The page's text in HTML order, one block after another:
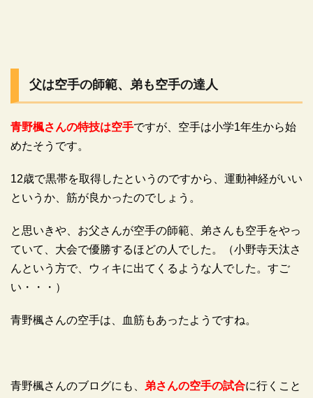
父は空手の師範、弟も空手の達人
青野楓さんの特技は空手ですが、空手は小学1年生から始
めたそうです。
12歳で黒帯を取得したというのですから、運動神経がいい
というか、筋が良かったのでしょう。
と思いきや、お父さんが空手の師範、弟さんも空手をやっ
ていて、大会で優勝するほどの人でした。（小野寺天汰さ
んという方で、ウィキに出てくるような人でした。すご
い・・・）
青野楓さんの空手は、血筋もあったようですね。
青野楓さんのブログにも、 弟さんの空手の試合に行くこと